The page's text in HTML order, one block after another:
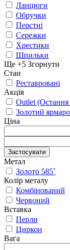
Ланцюги
Обручки
Перстні
Сережки
Хрестики
Шпильки
Ще +5 Згорнути
Стан
Реставровані
Акція
Outlet (Остання
Золотий
Ціна
Застосувати
Метал
Золото 585˚
Колір металу
Комбінований
Червоний
Вставка
Перли
Циркон
Вага